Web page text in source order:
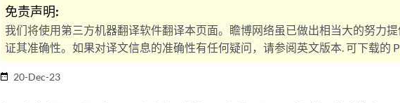
免责声明:
我们将使用第三方机器翻译软件翻译本页面。瞻博网络虽已做出相当大的努力
证其准确性。如果对译文信息的准确性有任何疑问，请参阅英文版本. 可下载的
date_range 20-Dec-23